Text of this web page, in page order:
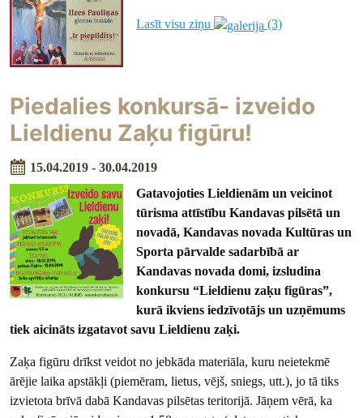
Lasīt visu ziņu (3)
Piedalies konkursā- izveido
Lieldienu Zaķu figūru!
15.04.2019 - 30.04.2019
Gatavojoties Lieldienām un veicinot
tūrisma attīstību Kandavas pilsētā un
novadā, Kandavas novada Kultūras un
Sporta pārvalde sadarbībā ar
Kandavas novada domi, izsludina
konkursu “Lieldienu zaķu figūras”,
kurā ikviens iedzīvotājs un uzņēmums
tiek aicināts izgatavot savu Lieldienu zaķi.
Zaķa figūru drīkst veidot no jebkāda materiāla, kuru neietekmē
ārējie laika apstākļi (piemēram, lietus, vējš, sniegs, utt.), jo tā tiks
izvietota brīvā dabā Kandavas pilsētas teritorijā. Jāņem vērā, ka